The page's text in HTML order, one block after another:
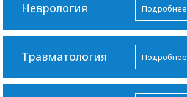
Неврология Подробнее
Травматология Подробнее